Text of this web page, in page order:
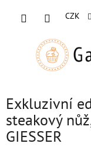
CZK
Exkluzivní
steakový
GIESSER